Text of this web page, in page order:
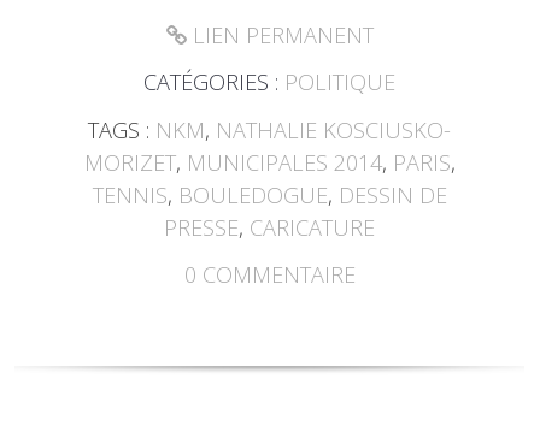
LIEN PERMANENT
CATÉGORIES : POLITIQUE
TAGS : NKM, NATHALIE KOSCIUSKO-
MORIZET, MUNICIPALES 2014, PARIS,
TENNIS, BOULEDOGUE, DESSIN DE
PRESSE, CARICATURE
0 COMMENTAIRE